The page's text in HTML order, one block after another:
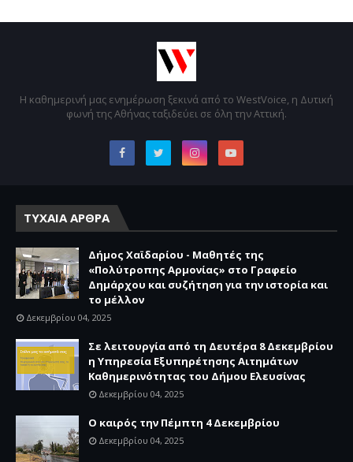
Η καθημερινή μας ενημέρωση ξεκινά από το WestVoice, η Δυτική
φωνή της Αθήνας ταξιδεύει σε όλη την Αττική.
ΤΥΧΑΙΑ ΑΡΘΡΑ
Δήμος Χαϊδαρίου - Μαθητές της
«Πολύτροπης Αρμονίας» στο Γραφείο
Δημάρχου και συζήτηση για την ιστορία και
το μέλλον
Δεκεμβρίου 04, 2025
Σε λειτουργία από τη Δευτέρα 8 Δεκεμβρίου
η Υπηρεσία Εξυπηρέτησης Αιτημάτων
Καθημερινότητας του Δήμου Ελευσίνας
Δεκεμβρίου 04, 2025
Ο καιρός την Πέμπτη 4 Δεκεμβρίου
Δεκεμβρίου 04, 2025